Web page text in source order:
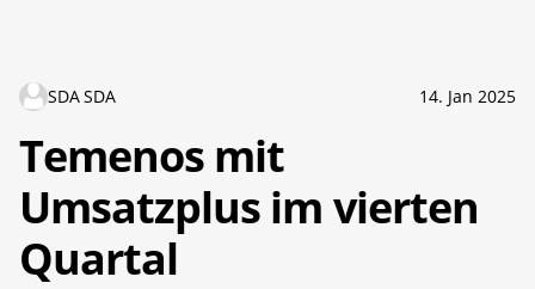
SDA SDA 14. Jan 2025
Temenos mit
Umsatzplus im vierten
Quartal